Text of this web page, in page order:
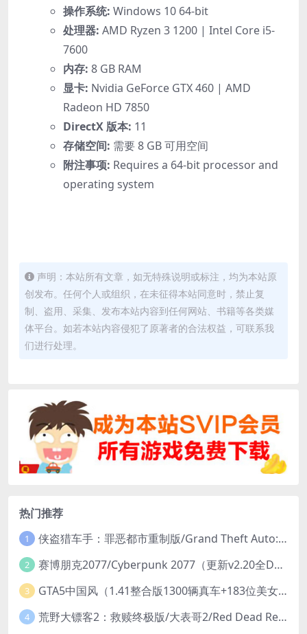
操作系统: Windows 10 64-bit
处理器: AMD Ryzen 3 1200 | Intel Core i5-
7600
内存: 8 GB RAM
显卡: Nvidia GeForce GTX 460 | AMD
Radeon HD 7850
DirectX 版本: 11
存储空间: 需要 8 GB 可用空间
附注事项: Requires a 64-bit processor and
operating system
声明：本站所有文章，如无特殊说明或标注，均为本站原
创发布。任何个人或组织，在未征得本站同意时，禁止复
制、盗用、采集、发布本站内容到任何网站、书籍等各类媒
体平台。如若本站内容侵犯了原著者的合法权益，可联系我
们进行处理。
热门推荐
1 侠盗猎车手：罪恶都市重制版/Grand Theft Auto: Vice City – The Definitive Edition
2 赛博朋克2077/Cyberpunk 2077（更新v2.20全DLC）
3 GTA5中国风（1.41整合版1300辆真车+183位美女与英雄+200%存档）
4 荒野大镖客2：救赎终极版/大表哥2/Red Dead Redemption 2: Ultimate Edition（更新v1491.50终极版）